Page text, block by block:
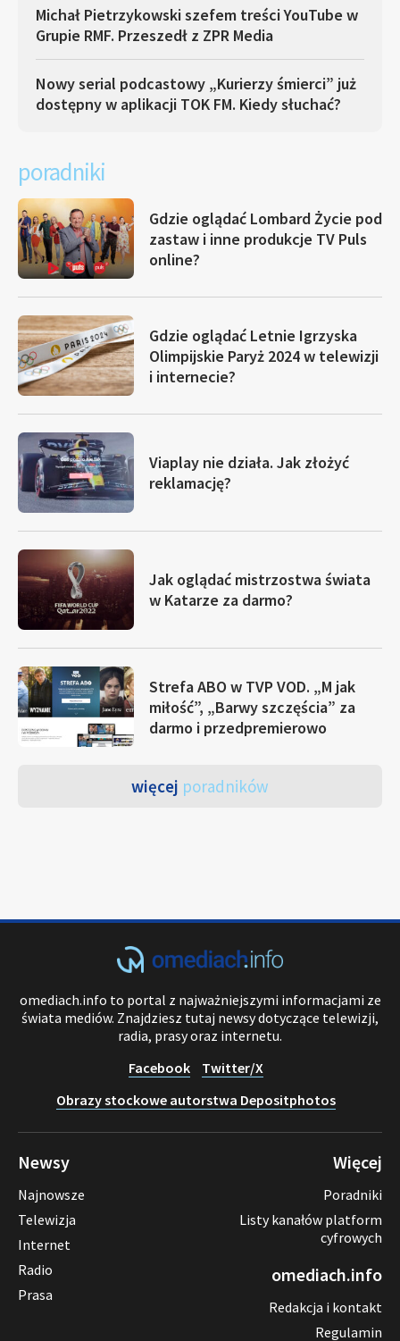
Michał Pietrzykowski szefem treści YouTube w
Grupie RMF. Przeszedł z ZPR Media
Nowy serial podcastowy „Kurierzy śmierci” już
dostępny w aplikacji TOK FM. Kiedy słuchać?
poradniki
Gdzie oglądać Lombard Życie pod
zastaw i inne produkcje TV Puls
online?
Gdzie oglądać Letnie Igrzyska
Olimpijskie Paryż 2024 w telewizji
i internecie?
Viaplay nie działa. Jak złożyć
reklamację?
Jak oglądać mistrzostwa świata
w Katarze za darmo?
Strefa ABO w TVP VOD. „M jak
miłość”, „Barwy szczęścia” za
darmo i przedpremierowo
więcej poradników
omediach.info to portal z najważniejszymi informacjami ze
świata mediów. Znajdziesz tutaj newsy dotyczące telewizji,
radia, prasy oraz internetu.
Facebook
Twitter/X
Obrazy stockowe autorstwa Depositphotos
Newsy
Najnowsze
Telewizja
Internet
Radio
Prasa
Więcej
Poradniki
Listy kanałów platform
cyfrowych
omediach.info
Redakcja i kontakt
Regulamin